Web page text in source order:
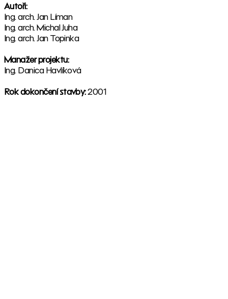
Autoři:
Ing. arch. Jan Líman
Ing. arch. Michal Juha
Ing. arch. Jan Topinka
Manažer projektu:
Ing. Danica Havlíková
Rok dokončení stavby:2001